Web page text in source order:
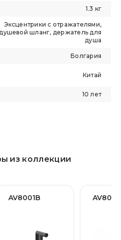
1.3 кг
Эксцентрики с отражателями,
шланг, держатель для
душа
Болгария
Китай
10 лет
из коллекции
AV8001B